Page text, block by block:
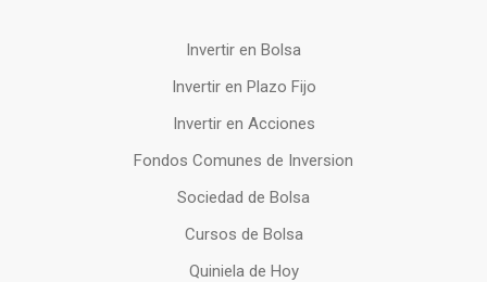
Invertir en Bolsa
Invertir en Plazo Fijo
Invertir en Acciones
Fondos Comunes de Inversion
Sociedad de Bolsa
Cursos de Bolsa
Quiniela de Hoy